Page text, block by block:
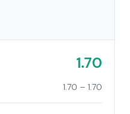
1.70
1.70 – 1.70